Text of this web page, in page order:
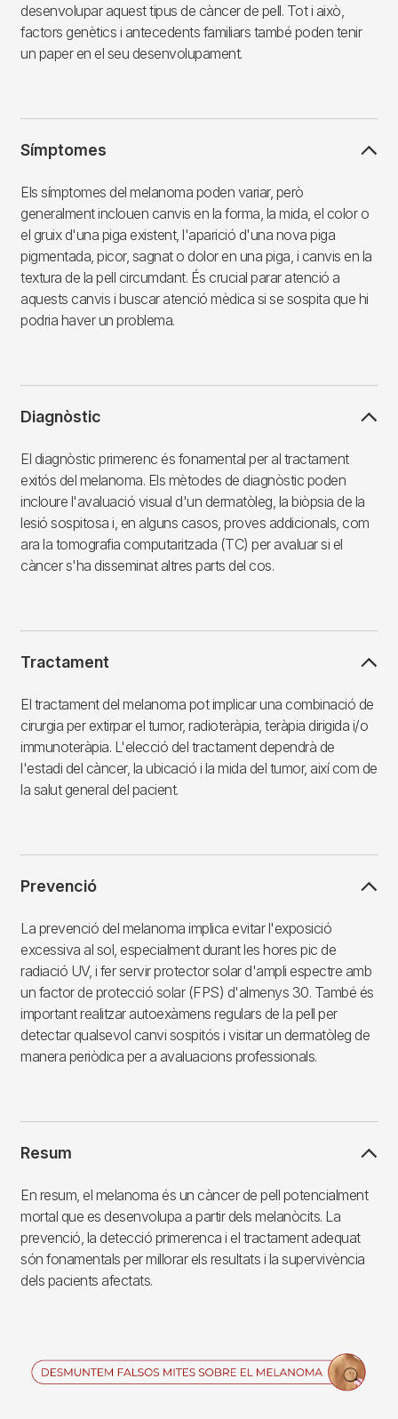
desenvolupar aquest tipus de càncer de pell. Tot i això,
factors genètics i antecedents familiars també poden tenir
un paper en el seu desenvolupament.
Símptomes
Els símptomes del melanoma poden variar, però
generalment inclouen canvis en la forma, la mida, el color o
el gruix d'una piga existent, l'aparició d'una nova piga
pigmentada, picor, sagnat o dolor en una piga, i canvis en la
textura de la pell circumdant. És crucial parar atenció a
aquests canvis i buscar atenció mèdica si se sospita que hi
podria haver un problema.
Diagnòstic
El diagnòstic primerenc és fonamental per al tractament
exitós del melanoma. Els mètodes de diagnòstic poden
incloure l'avaluació visual d'un dermatòleg, la biòpsia de la
lesió sospitosa i, en alguns casos, proves addicionals, com
ara la tomografia computaritzada (TC) per avaluar si el
càncer s'ha disseminat altres parts del cos.
Tractament
El tractament del melanoma pot implicar una combinació de
cirurgia per extirpar el tumor, radioteràpia, teràpia dirigida i/o
immunoteràpia. L'elecció del tractament dependrà de
l'estadi del càncer, la ubicació i la mida del tumor, així com de
la salut general del pacient.
Prevenció
La prevenció del melanoma implica evitar l'exposició
excessiva al sol, especialment durant les hores pic de
radiació UV, i fer servir protector solar d'ampli espectre amb
un factor de protecció solar (FPS) d'almenys 30. També és
important realitzar autoexàmens regulars de la pell per
detectar qualsevol canvi sospitós i visitar un dermatòleg de
manera periòdica per a avaluacions professionals.
Resum
En resum, el melanoma és un càncer de pell potencialment
mortal que es desenvolupa a partir dels melanòcits. La
prevenció, la detecció primerenca i el tractament adequat
són fonamentals per millorar els resultats i la supervivència
dels pacients afectats.
Imagen